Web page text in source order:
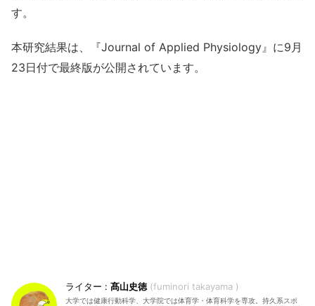
す。
本研究結果は、『Journal of Applied Physiology』に9月
23日付で最終版が公開されています。
髙山史徳 fuminori takayama
大学では健康行動科学、大学院では体育学・体育科学を専攻。持久系スポ